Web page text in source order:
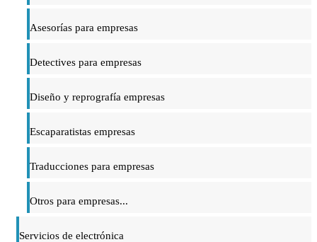
Asesorías para empresas
Detectives para empresas
Diseño y reprografía empresas
Escaparatistas empresas
Traducciones para empresas
Otros para empresas...
Servicios de electrónica